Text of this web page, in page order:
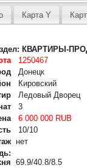
Карта Y
КВАРТИРЫ-
1250467
Донецк
Кировский
Ледовый Дворец
3
6 000 000 RUB
10/10
нет
69.9/40.8/8.5